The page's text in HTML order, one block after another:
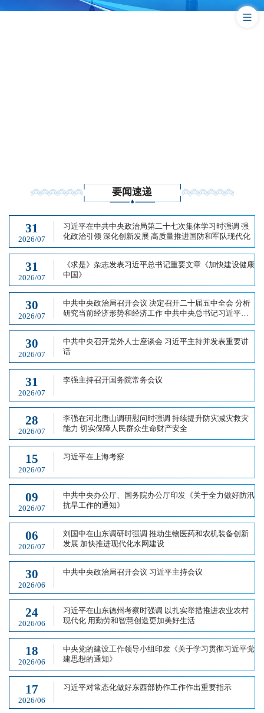
要闻速递
习近平在中共中央政治局第二十七次集体学习时强调 强
化政治引领 深化创新发展 高质量推进国防和军队现代化
31
2026/07
《求是》杂志发表习近平总书记重要文章《加快建设健康
中国》
31
2026/07
中共中央政治局召开会议 决定召开二十届五中全会 分析
研究当前经济形势和经济工作 中共中央总书记习近平主
持会议
30
2026/07
中共中央召开党外人士座谈会 习近平主持并发表重要讲
话
30
2026/07
李强主持召开国务院常务会议
31
2026/07
李强在河北唐山调研慰问时强调 持续提升防灾减灾救灾
能力 切实保障人民群众生命财产安全
28
2026/07
习近平在上海考察
15
2026/07
中共中央办公厅、国务院办公厅印发《关于全力做好防汛
抗旱工作的通知》
09
2026/07
刘国中在山东调研时强调 推动生物医药和农机装备创新
发展 加快推进现代化水网建设
06
2026/07
中共中央政治局召开会议 习近平主持会议
30
2026/06
习近平在山东德州考察时强调 以扎实举措推进农业农村
现代化 用勤劳和智慧创造更加美好生活
24
2026/06
中央党的建设工作领导小组印发《关于学习贯彻习近平党
建思想的通知》
18
2026/06
习近平对常态化做好东西部协作工作作出重要指示
17
2026/06